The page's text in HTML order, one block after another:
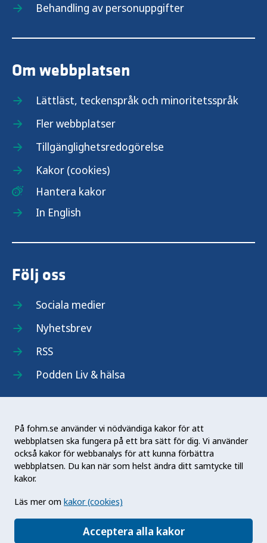
På fohm.se använder vi nödvändiga kakor för att
webbplatsen ska fungera på ett bra sätt för dig. Vi använder
också kakor för webbanalys för att kunna förbättra
webbplatsen. Du kan när som helst ändra ditt samtycke till
kakor.
Läs mer om kakor (cookies)
Acceptera alla kakor
Behandling av personuppgifter
Om webbplatsen
Lättläst, teckenspråk och minoritetsspråk
Fler webbplatser
Tillgänglighetsredogörelse
Kakor (cookies)
Hantera kakor
In English
Följ oss
Sociala medier
Nyhetsbrev
RSS
Podden Liv & hälsa
Folkhälsomyndigheten (Fohm) är en nationell
kunskapsmyndighet som arbetar för en bättre
folkhälsa. Det gör myndigheten genom att
främja hälsa, förebygga ohälsa och skydda mot
hälsohot. Vår vision är en folkhälsa som stärker